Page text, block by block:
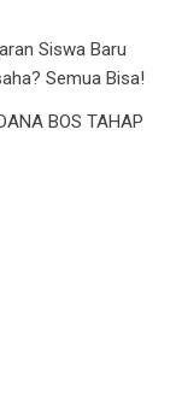
Siswa Baru
Semua Bisa!
BOS TAHAP